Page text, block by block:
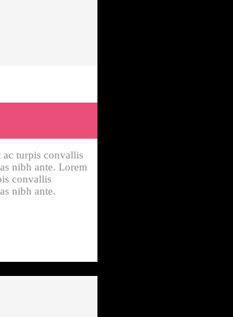
ac turpis convallis
nibh ante. Lorem
convallis
nibh ante.